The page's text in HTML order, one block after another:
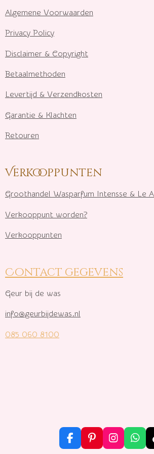
Algemene Voorwaarden
Privacy Policy
Disclaimer & Copyright
Betaalmethoden
Levertijd & Verzendkosten
Garantie & Klachten
Retouren
Verkooppunten
Groothandel Wasparfum Intensse & Le
Verkooppunt worden?
Verkooppunten
Contact gegevens
Geur bij de was
info@geurbijdewas.nl
085 060 8100
F
a
P
i
I
n
W
h